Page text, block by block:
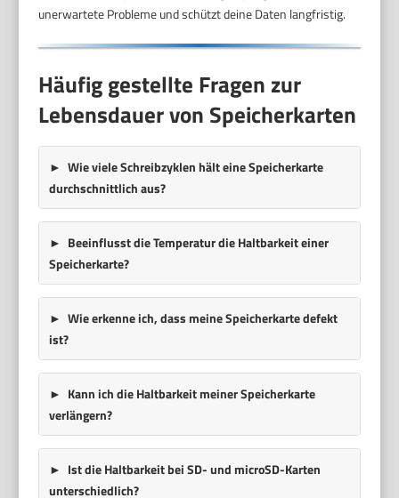
unerwartete Probleme und schützt deine Daten langfristig.
Häufig gestellte Fragen zur
Lebensdauer von Speicherkarten
Wie viele Schreibzyklen hält eine Speicherkarte
durchschnittlich aus?
Beeinflusst die Temperatur die Haltbarkeit einer
Speicherkarte?
Wie erkenne ich, dass meine Speicherkarte defekt
ist?
Kann ich die Haltbarkeit meiner Speicherkarte
verlängern?
Ist die Haltbarkeit bei SD- und microSD-Karten
unterschiedlich?